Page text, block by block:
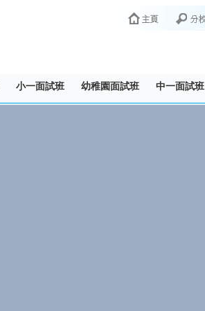
小一面試班 幼稚園面試班 中一面試班